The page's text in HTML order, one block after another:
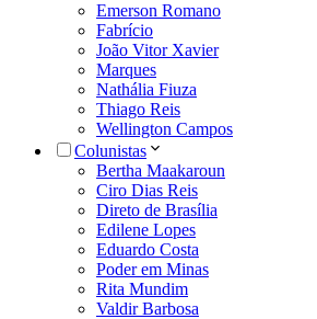
Emerson Romano
Fabrício
João Vitor Xavier
Marques
Nathália Fiuza
Thiago Reis
Wellington Campos
Colunistas
Bertha Maakaroun
Ciro Dias Reis
Direto de Brasília
Edilene Lopes
Eduardo Costa
Poder em Minas
Rita Mundim
Valdir Barbosa